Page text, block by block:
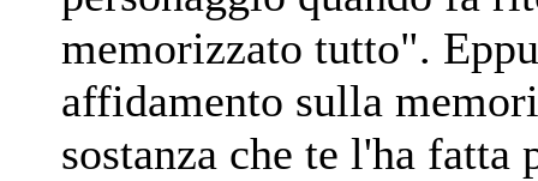
memorizzato tutto".
affidamento sulla
sostanza che te l'ha fatta